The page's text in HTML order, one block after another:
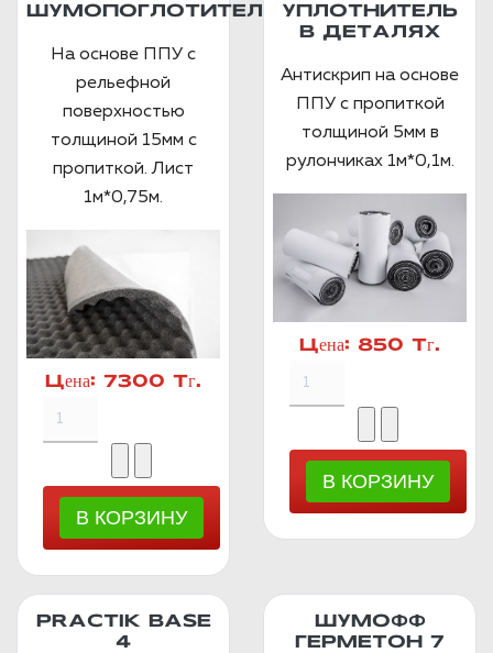
ШУМОПОГЛОТИТЕЛЬ
На основе ППУ с
рельефной
поверхностью
толщиной 15мм с
пропиткой. Лист
1м*0,75м.
Цена: 7300 Тг.
УПЛОТНИТЕЛЬ
В ДЕТАЛЯХ
Антискрип на основе
ППУ с пропиткой
толщиной 5мм в
рулончиках 1м*0,1м.
Цена: 850 Тг.
PRACTIK BASE
4
ШУМОФФ
ГЕРМЕТОН 7